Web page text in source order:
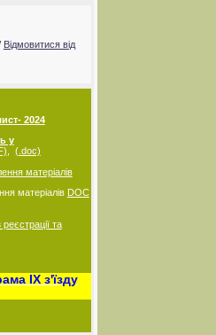
Відмовитися від
т- 2024
у
(.doc)
матеріалів
матеріалів DOC
та
IX з'їзду